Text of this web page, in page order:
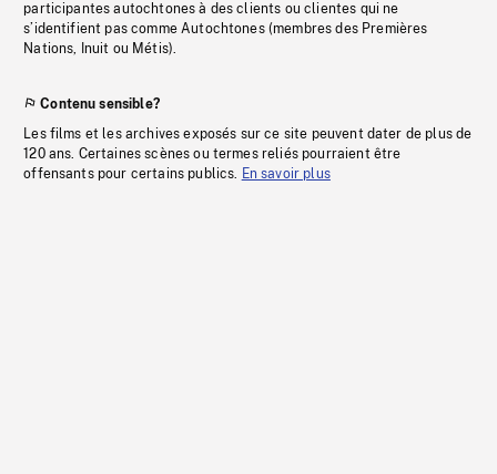
participantes autochtones à des clients ou clientes qui ne
s’identifient pas comme Autochtones (membres des Premières
Nations, Inuit ou Métis).
Contenu sensible?
Les films et les archives exposés sur ce site peuvent dater de plus de
120 ans. Certaines scènes ou termes reliés pourraient être
offensants pour certains publics. En savoir plus